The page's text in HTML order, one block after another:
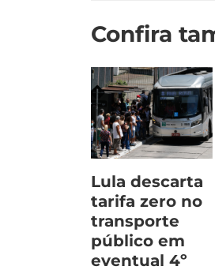
Confira
Lula descarta
tarifa zero no
transporte
público em
eventual 4º